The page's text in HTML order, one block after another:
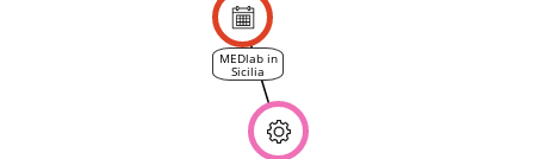
MEDlab in
Sicilia